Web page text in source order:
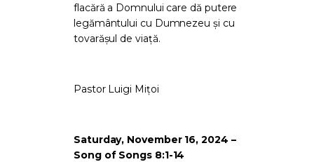
flacără a Domnului care dă putere
legământului cu Dumnezeu și cu
tovarășul de viață.
Pastor Luigi Mițoi
Saturday, November 16, 2024 –
Song of Songs 8:1-14